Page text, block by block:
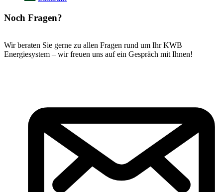
Noch Fragen?
Wir beraten Sie gerne zu allen Fragen rund um Ihr KWB
Energiesystem – wir freuen uns auf ein Gespräch mit Ihnen!